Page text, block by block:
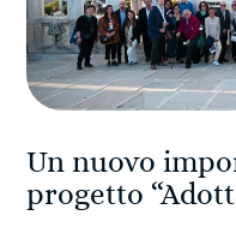
Un nuovo
progetto